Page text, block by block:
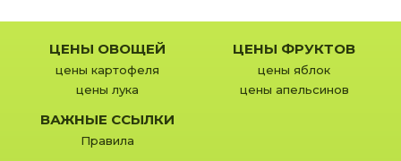
ЦЕНЫ ОВОЩЕЙ
цены картофеля
цены лука
ЦЕНЫ ФРУКТОВ
цены яблок
цены апельсинов
ВАЖНЫЕ ССЫЛКИ
Правила